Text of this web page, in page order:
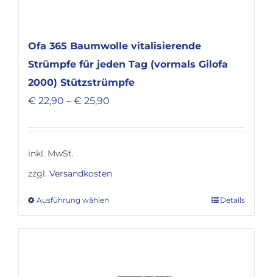
Ofa 365 Baumwolle vitalisierende
Strümpfe für jeden Tag (vormals Gilofa
2000) Stützstrümpfe
€ 22,90 – € 25,90
inkl. MwSt.
zzgl. Versandkosten
Ausführung wählen Details